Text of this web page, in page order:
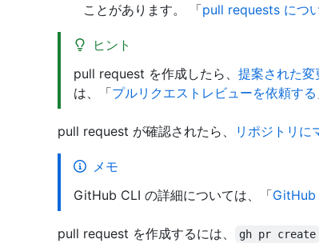
ことがあります。 「pull requests につ
ヒント
pull request を作成したら、 提案された変
は、「プルリクエストレビューを依頼する
pull request が確認されたら、 リポジトリに
メモ
GitHub CLI の詳細については、「GitHub
pull request を作成するには、 gh pr create